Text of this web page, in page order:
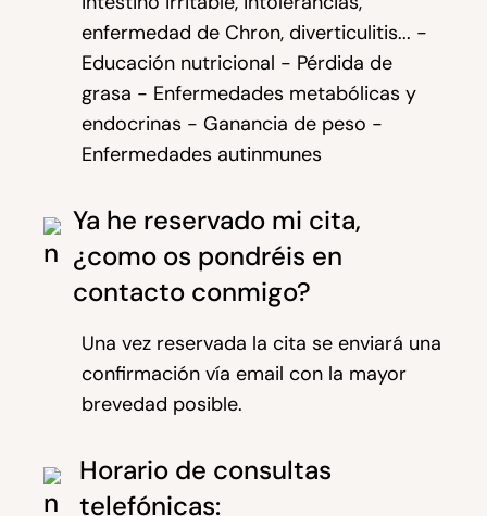
enfermedad de Chron, diverticulitis... -
Educación nutricional - Pérdida de
grasa - Enfermedades metabólicas y
endocrinas - Ganancia de peso -
Enfermedades autinmunes
Ya he reservado mi cita,
¿como os pondréis en
contacto conmigo?
Una vez reservada la cita se enviará una
confirmación vía email con la mayor
brevedad posible.
Horario de consultas
telefónicas: